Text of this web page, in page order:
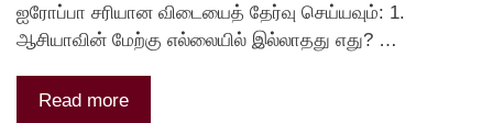
ஐரோப்பா சரியான விடையைத் தேர்வு செய்யவும்: 1.
ஆசியாவின் மேற்கு எல்லையில் இல்லாதது எது? …
Read more